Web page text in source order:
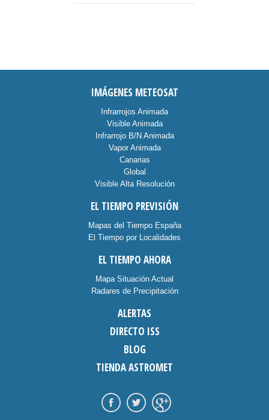
IMÁGENES METEOSAT
Infrarrojos Animada
Visible Animada
Infrarrojo B/N Animada
Vapor Animada
Canarias
Global
Visible Alta Resolución
EL TIEMPO PREVISIÓN
Mapas del Tiempo España
El Tiempo por Localidades
EL TIEMPO AHORA
Mapa Situación Actual
Radares de Precipitación
ALERTAS
DIRECTO ISS
BLOG
TIENDA ASTROMET